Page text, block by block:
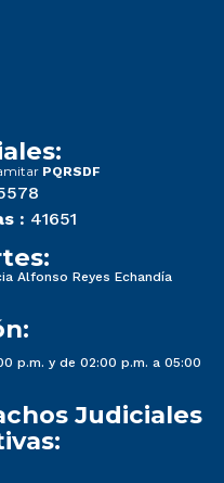
PQRSDF
: 41651
Alfonso Reyes Echandía
p.m. y de 02:00 p.m. a 05:00
Judiciales